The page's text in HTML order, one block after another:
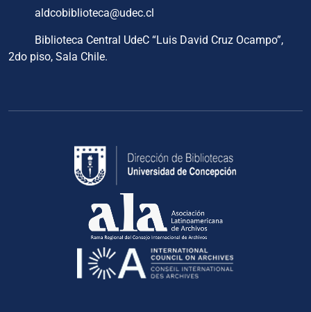
aldcobiblioteca@udec.cl
Biblioteca Central UdeC “Luis David Cruz Ocampo”,
2do piso, Sala Chile.